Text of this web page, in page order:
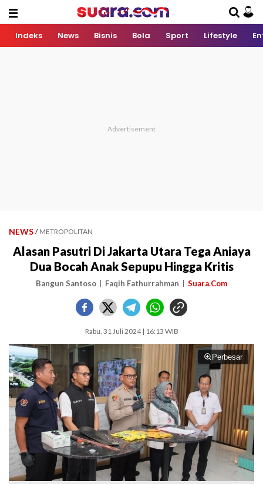
Indeks News Bisnis Bola Sport Lifestyle
NEWS / METROPOLITAN
Alasan Pasutri Di Jakarta Utara Tega Aniaya
Dua Bocah Anak Sepupu Hingga Kritis
Bangun Santoso Faqih Fathurrahman Suara.Com
Rabu, 31 Juli 2024 | 16:13 WIB
Perbesar